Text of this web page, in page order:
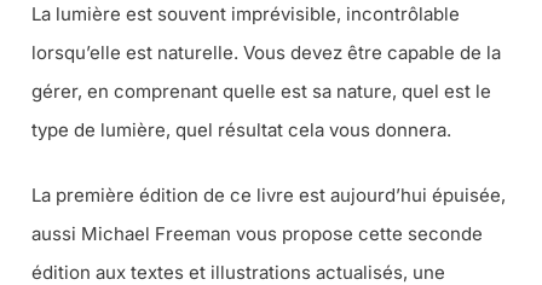
La lumière est souvent imprévisible, incontrôlable
lorsqu’elle est naturelle. Vous devez être capable de la
gérer, en comprenant quelle est sa nature, quel est le
type de lumière, quel résultat cela vous donnera.
La première édition de ce livre est aujourd’hui épuisée,
aussi Michael Freeman vous propose cette seconde
édition aux textes et illustrations actualisés, une